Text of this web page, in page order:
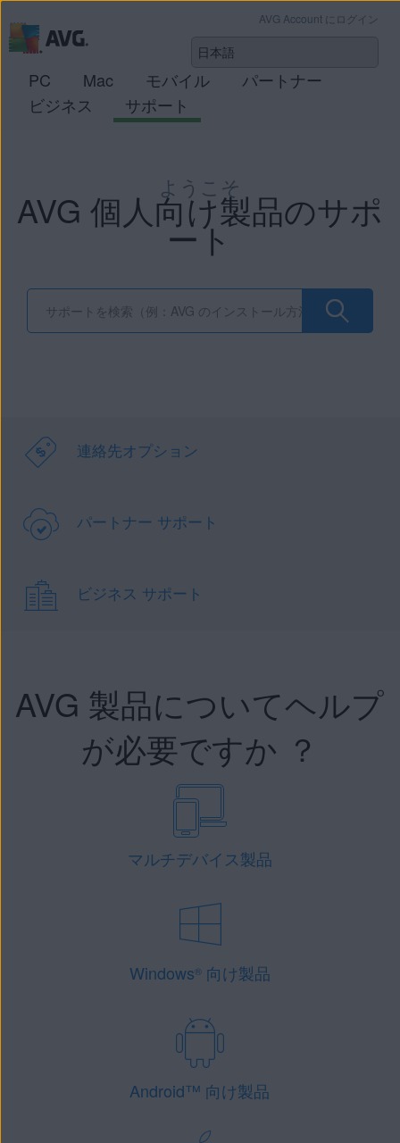
AVG Account にログイン
PC Mac モバイル
パートナー
ビジネス
サポート
ようこそ
AVG 個人向け製品のサポ
ート
連絡先オプション
パートナー サポート
ビジネス サポート
AVG 製品についてヘルプ
が必要ですか ？
マルチデバイス製品
Windows®向け製品
Android™ 向け製品